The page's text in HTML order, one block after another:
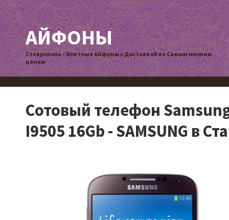
АЙФОНЫ
Ставрополь - Элитные Айфоны с Доставкой по Самым низким
ценам
Сотовый телефон
I9505 16Gb - SAMSUNG в